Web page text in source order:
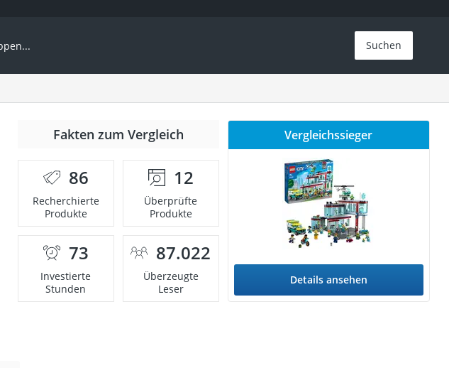
Suchen
Fakten zum Vergleich
86
Recherchierte
Produkte
12
Überprüfte
Produkte
73
Investierte
Stunden
87.022
Überzeugte
Leser
Vergleichssieger
Details ansehen